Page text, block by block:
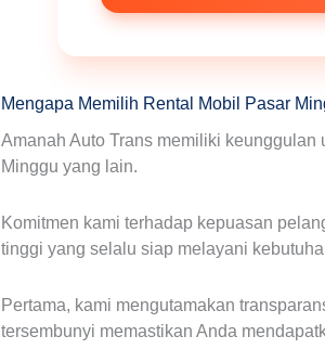
Mengapa Memilih Rental Mobil Pasar
Amanah Auto Trans memiliki
Minggu yang lain.
Komitmen kami terhadap kepuasan
tinggi yang selalu siap melayani
Pertama, kami mengutamakan
tersembunyi memastikan Anda